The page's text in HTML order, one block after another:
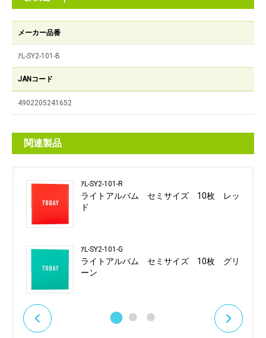
メーカー品番
ｱL-SY2-101-B
JANコード
4902205241652
関連製品
ｱL-SY2-101-R
ライトアルバム セミサイズ 10枚 レッ
ド
ｱL-SY2-101-G
ライトアルバム セミサイズ 10枚 グリ
ーン